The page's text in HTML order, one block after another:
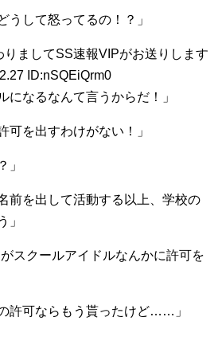
うして怒ってるの！？」
りましてSS速報VIPがお送りします
ID:nSQEiQrm0
になるなんて言うからだ！」
可を出すわけがない！」
」
前を出して活動する以上、学校の
」
スクールアイドルなんかに許可を
許可ならもう貰ったけど……」